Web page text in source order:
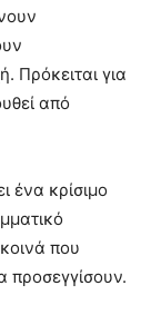
Πρόκειται για
από
ένα κρίσιμο
που
προσεγγίσουν.